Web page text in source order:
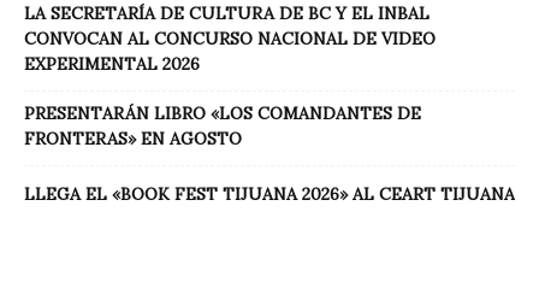
LA SECRETARÍA DE CULTURA DE BC Y EL INBAL
CONVOCAN AL CONCURSO NACIONAL DE VIDEO
EXPERIMENTAL 2026
PRESENTARÁN LIBRO «LOS COMANDANTES DE
FRONTERAS» EN AGOSTO
LLEGA EL «BOOK FEST TIJUANA 2026» AL CEART TIJUANA